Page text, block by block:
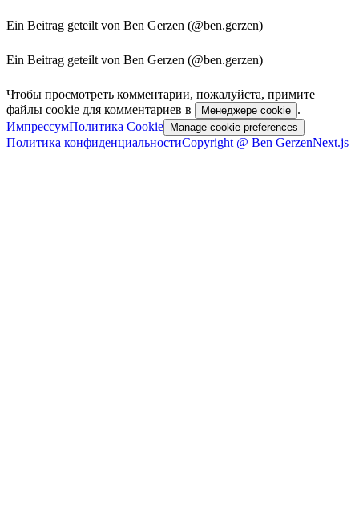
Ein Beitrag geteilt von Ben Gerzen (@ben.gerzen)
Ein Beitrag geteilt von Ben Gerzen (@ben.gerzen)
Чтобы просмотреть комментарии, пожалуйста, примите
файлы cookie для комментариев в
Менеджере cookie .
ИмпрессумПолитика Cookie Manage cookie preferences
Политика конфиденциальностиCopyright @ Ben GerzenNext.js